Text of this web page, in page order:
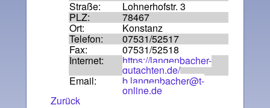
Straße: Lohnerhofstr. 3
PLZ: 78467
Ort: Konstanz
Telefon: 07531/52517
Fax: 07531/52518
Internet: https://langenbacher-
gutachten.de/
Email: b.langenbacher@t-
online.de
Zurück